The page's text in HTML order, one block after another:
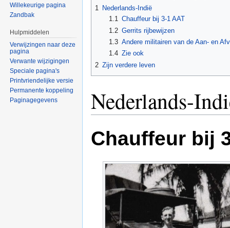
1 Nederlands-Indië
1.1 Chauffeur bij 3-1 AAT
1.2 Gerrits rijbewijzen
1.3 Andere militairen van de Aan- en
1.4 Zie ook
2 Zijn verdere leven
Nederlands-
Chauffeur bij
Willekeurige pagina
Zandbak
Hulpmiddelen
Verwijzingen naar deze
pagina
Verwante wijzigingen
Speciale pagina's
Printvriendelijke versie
Permanente koppeling
Paginagegevens